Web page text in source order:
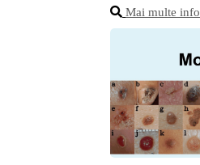
Mai multe